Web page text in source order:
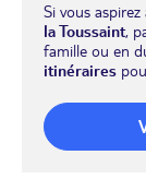
Si vous
la Toussaint,
famille ou en
itinéraires